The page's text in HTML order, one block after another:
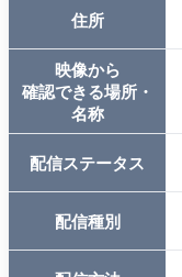
住所
映像から
確認できる場所・
名称
配信ステータス
配信種別